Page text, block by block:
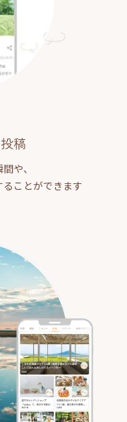
稿
や、
ことができます